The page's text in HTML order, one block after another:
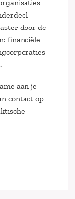
door de
financiële
aan je
contact op